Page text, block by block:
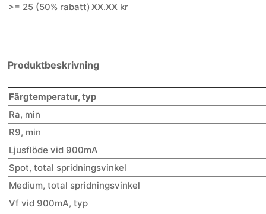
>= 25 (50% rabatt) XX.XX kr
Produktbeskrivning
Färgtemperatur, typ
Ra, min
R9, min
Ljusflöde vid 900mA
Spot, total spridningsvinkel
Medium, total spridningsvinkel
Vf vid 900mA, typ